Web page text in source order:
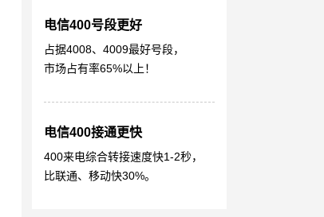
电信400号段更好
占据4008、4009最好号段，
市场占有率65%以上！
电信400接通更快
400来电综合转接速度快1-2秒，
比联通、移动快30%。